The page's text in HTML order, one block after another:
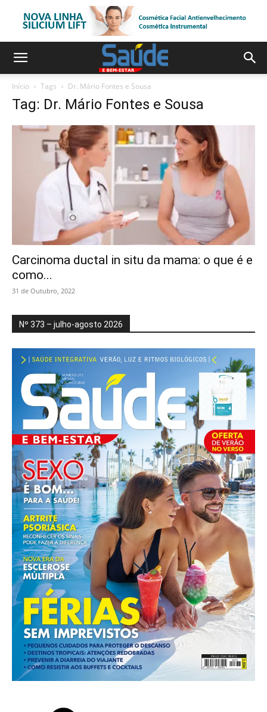
Início Tags Dr. Mário Fontes e Sousa
Tag: Dr. Mário Fontes e Sousa
Carcinoma ductal in situ da mama: o que é e
como...
31 de Outubro, 2022
Nº 373 – julho-agosto 2026